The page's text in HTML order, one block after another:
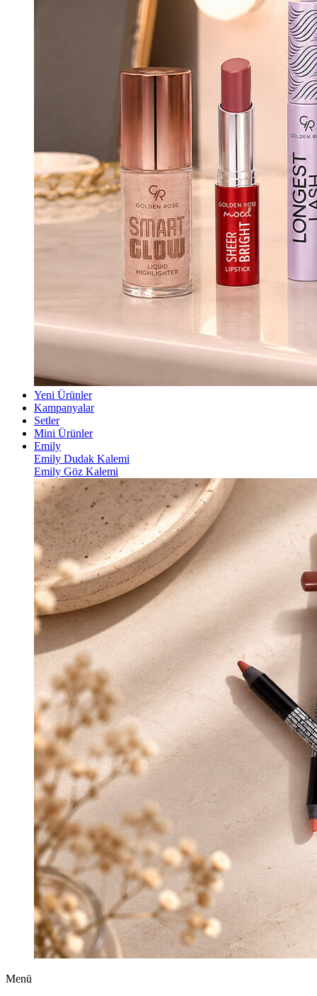
Yeni Ürünler
Kampanyalar
Setler
Mini Ürünler
Emily
Emily Dudak Kalemi
Emily Göz Kalemi
Menü